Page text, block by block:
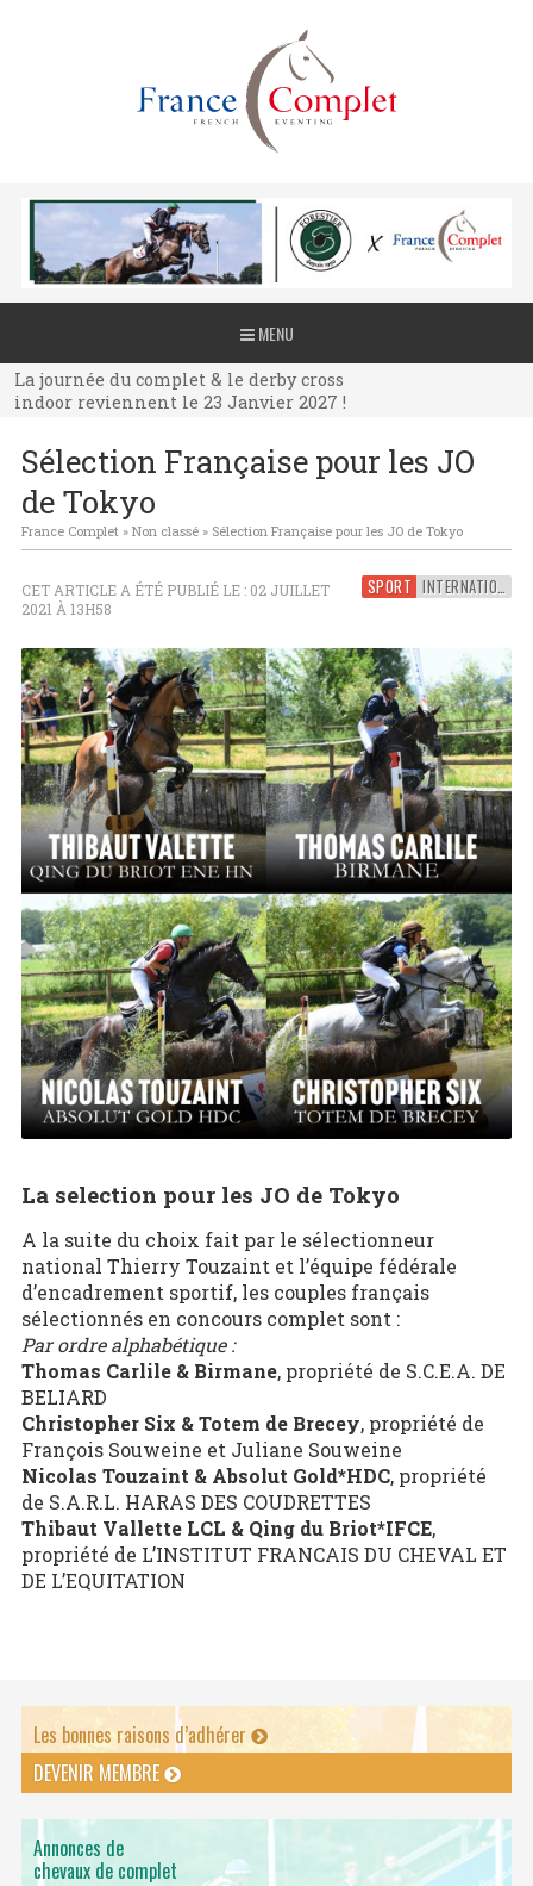
MENU
La journée du complet & le derby cross
indoor reviennent le 23 Janvier 2027 !
La journée du complet & le derby cross
indoor reviennent le 23 Janvier 2027 !
indoor reviennent le 23 Janvier 2027 !
Sélection Française pour les JO
de Tokyo
France Complet» Non classé» Sélection Française pour les JO de Tokyo
SPORT INTERNATIONAL
CET ARTICLE A ÉTÉ PUBLIÉ LE : 02 JUILLET
2021 À 13H58
La selection pour les JO de Tokyo
A la suite du choix fait par le sélectionneur
national Thierry Touzaint et l’équipe fédérale
d’encadrement sportif, les couples français
sélectionnés en concours complet sont :
Par ordre alphabétique :
Thomas Carlile & Birmane, propriété de S.C.E.A. DE
BELIARD
Christopher Six & Totem de Brecey, propriété de
François Souweine et Juliane Souweine
Nicolas Touzaint & Absolut Gold*HDC, propriété
de S.A.R.L. HARAS DES COUDRETTES
Thibaut Vallette LCL & Qing du Briot*IFCE,
propriété de L’INSTITUT FRANCAIS DU CHEVAL ET
DE L’EQUITATION
Les bonnes raisons d’adhérer
DEVENIR MEMBRE
Annonces de
chevaux de complet